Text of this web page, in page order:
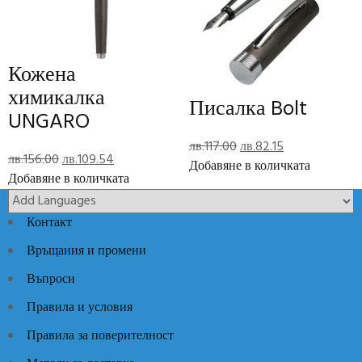
There are no reviews yet.
Add Review
Код:SC9404 Категории: Луксозни идеи,Луксозни кожени
изделия
Кожена
химикалка
UNGARO
лв.156.00Original
price
was:
лв.156.00.
лв.109.54Текущата
цена
лв.109.54.
Добавяне в количката
Писалка Bolt
лв.117.00Original
price
was:
лв.82.15Текущата
цена
е:
Добавяне в количката
Контакт
Връщания и промени
Въпроси
Правила и условия
Правила за поверителност